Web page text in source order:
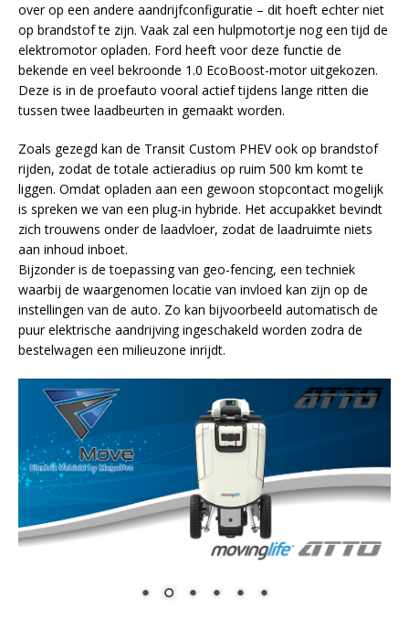
over op een andere aandrijfconfiguratie – dit hoeft echter niet
op brandstof te zijn. Vaak zal een hulpmotortje nog een tijd de
elektromotor opladen. Ford heeft voor deze functie de
bekende en veel bekroonde 1.0 EcoBoost-motor uitgekozen.
Deze is in de proefauto vooral actief tijdens lange ritten die
tussen twee laadbeurten in gemaakt worden.
Zoals gezegd kan de Transit Custom PHEV ook op brandstof
rijden, zodat de totale actieradius op ruim 500 km komt te
liggen. Omdat opladen aan een gewoon stopcontact mogelijk
is spreken we van een plug-in hybride. Het accupakket bevindt
zich trouwens onder de laadvloer, zodat de laadruimte niets
aan inhoud inboet.
Bijzonder is de toepassing van geo-fencing, een techniek
waarbij de waargenomen locatie van invloed kan zijn op de
instellingen van de auto. Zo kan bijvoorbeeld automatisch de
puur elektrische aandrijving ingeschakeld worden zodra de
bestelwagen een milieuzone inrijdt.